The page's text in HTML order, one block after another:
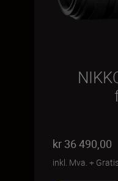
kr 36 490,00
inkl. Mva. +